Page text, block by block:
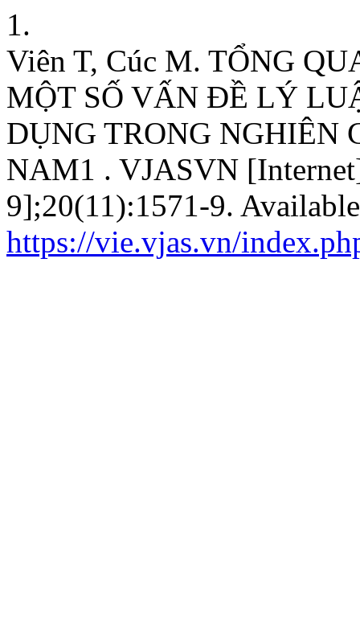
1.
Viên T, Cúc M. TỔNG
MỘT SỐ VẤN ĐỀ LÝ
DỤNG TRONG NGHIÊN
NAM1 . VJASVN
9];20(11):1571-9.
https://vie.vjas.vn/